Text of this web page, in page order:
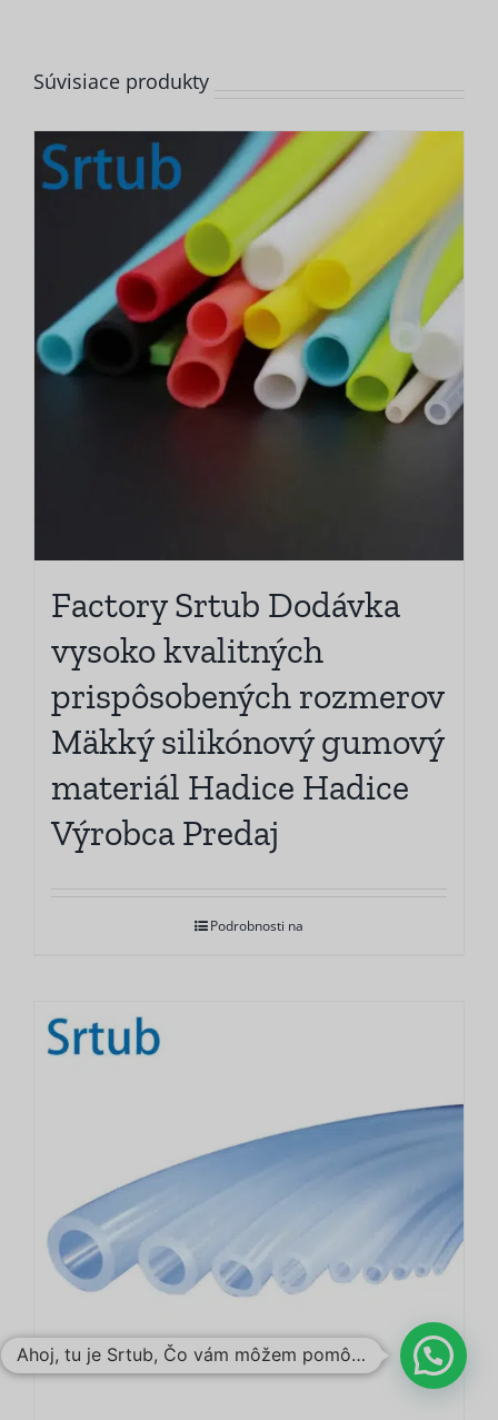
Súvisiace produkty
Factory Srtub Dodávka
vysoko kvalitných
prispôsobených rozmerov
Mäkký silikónový gumový
materiál Hadice Hadice
Výrobca Predaj
Podrobnosti na
Ahoj, tu je Srtub, Čo vám môžem pomôcť?